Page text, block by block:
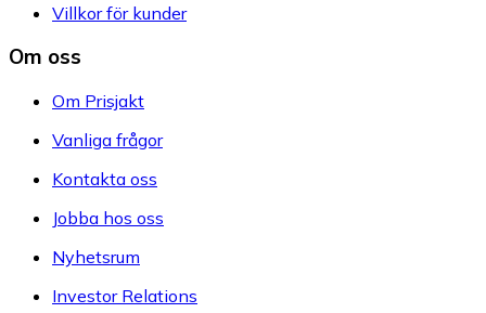
Villkor för kunder
Om oss
Om Prisjakt
Vanliga frågor
Kontakta oss
Jobba hos oss
Nyhetsrum
Investor Relations